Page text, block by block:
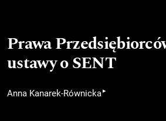
Prawa
ustawy o SENT
Anna Kanarek-Równicka▸